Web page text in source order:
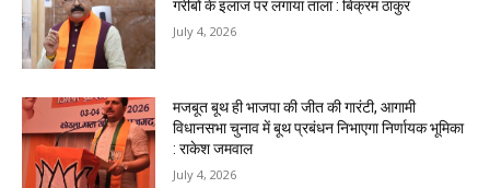
गरीबों के इलाज पर लगाया ताला : बिक्रम ठाकुर
July 4, 2026
मजबूत बूथ ही भाजपा की जीत की गारंटी, आगामी
विधानसभा चुनाव में बूथ प्रबंधन निभाएगा निर्णायक भूमिका
: राकेश जमवाल
July 4, 2026